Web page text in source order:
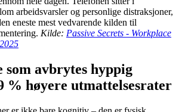
arbeidsvarsler og personlige distraksjoner,
eneste mest vedvarende kilden til
Kilde: Passive Secrets - Workplace
som avbrytes hyppig
% høyere utmattelsesrater